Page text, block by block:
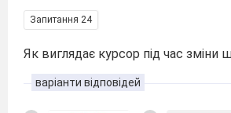
Запитання 24
Як виглядає курсор під час зміни
варіанти відповідей